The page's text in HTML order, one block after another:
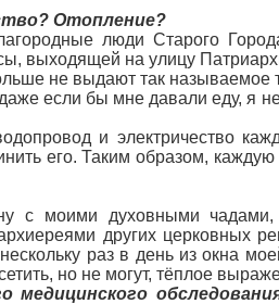
Отопление?
люди Старого
выходящей на улицу
не выдают так
если бы мне давали еду, я
и электричество
его. Таким образом,
с моими духовными
других церковных
раз в день из окна
но не могут, тёплое